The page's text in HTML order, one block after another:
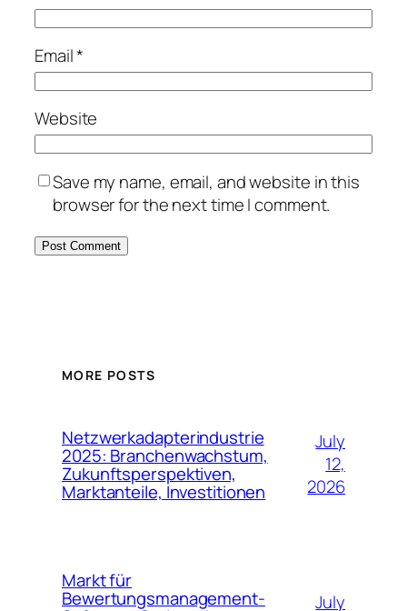
Email*
Website
Save my name, email, and website in this
browser for the next time I comment.
MORE POSTS
Netzwerkadapterindustrie
2025: Branchenwachstum,
Zukunftsperspektiven,
Marktanteile, Investitionen
July
12,
2026
Markt für
Bewertungsmanagement- July